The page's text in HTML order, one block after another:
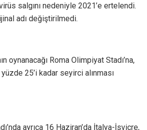
salgını nedeniyle 2021’e ertelendi.
adı değiştirilmedi.
oynanacağı Roma Olimpiyat Stadı’na,
25’i kadar seyirci alınması
ayrıca 16 Haziran’da İtalya-İsviçre,